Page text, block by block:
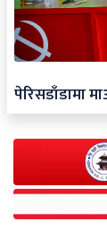
पेरिसडाँडामा